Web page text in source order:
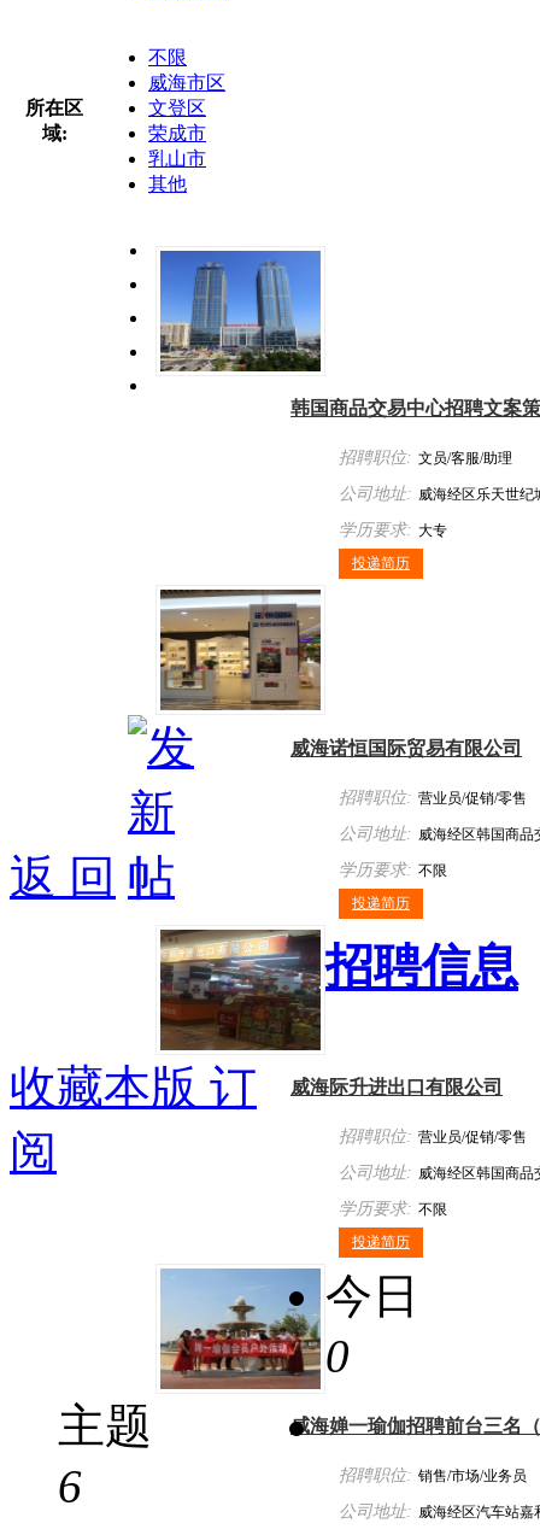
所在区
域:
不限
威海市区
文登区
荣成市
乳山市
其他
韩国商品交易中心招聘文案
招聘职位: 文员/客服/助理
公司地址: 威海经区乐天世纪
学历要求: 大专
投递简历
威海诺恒国际贸易有限公司
招聘职位: 营业员/促销/零售
公司地址: 威海经区韩国商品
学历要求: 不限
投递简历
威海际升进出口有限公司
招聘职位: 营业员/促销/零售
公司地址: 威海经区韩国商品
学历要求: 不限
投递简历
威海婵一瑜伽招聘前台三名
招聘职位: 销售/市场/业务员
公司地址: 威海经区汽车站嘉
返 回
招聘信息
收藏本版 订
阅
今日
0
主题
6